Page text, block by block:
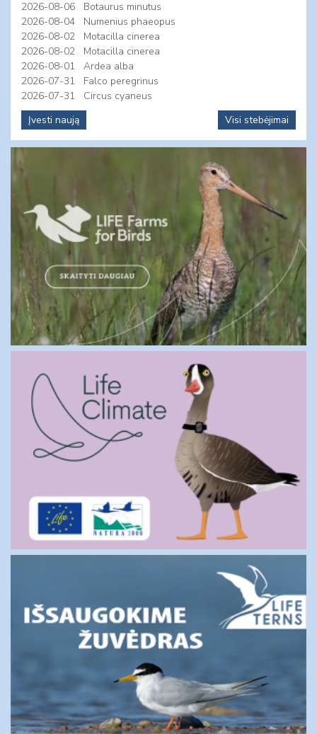
2026-08-06
Botaurus minutus
2026-08-04
Numenius phaeopus
2026-08-02
Motacilla cinerea
2026-08-02
Motacilla cinerea
2026-08-01
Ardea alba
2026-07-31
Falco peregrinus
2026-07-31
Circus cyaneus
Įvesti naują
Visi stebėjimai